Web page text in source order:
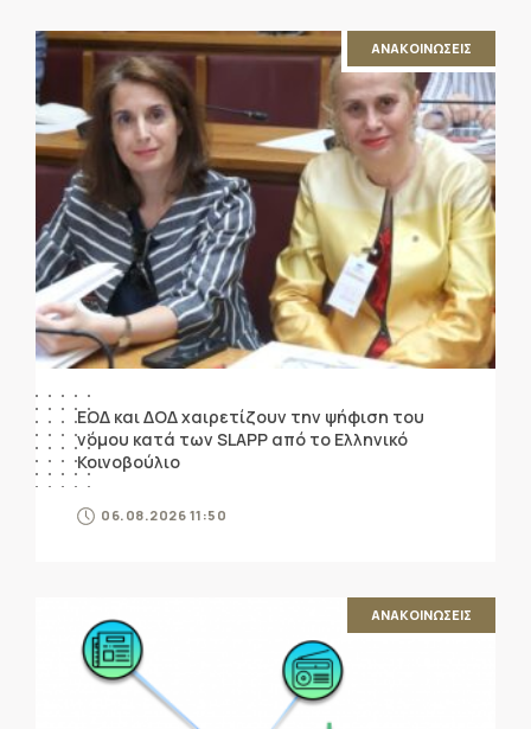
ΑΝΑΚΟΙΝΩΣΕΙΣ
ΕΟΔ και ΔΟΔ χαιρετίζουν την ψήφιση του
νόμου κατά των SLAPP από το Ελληνικό
Κοινοβούλιο
06.08.2026 11:50
ΑΝΑΚΟΙΝΩΣΕΙΣ